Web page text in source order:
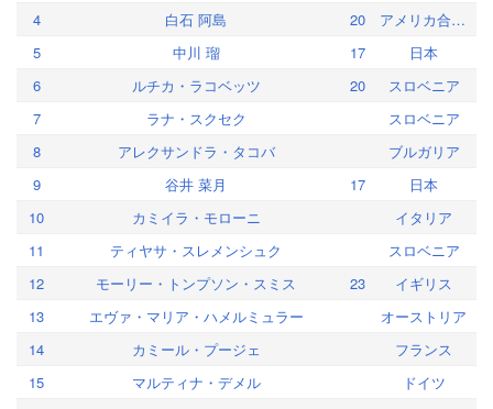
4 白石 阿島 20
アメリカ合衆国
5
中川 瑠 17
日本
6
ルチカ・ラコベッツ 20
スロベニア
7
ラナ・スクセク
スロベニア
8
アレクサンドラ・タコバ
ブルガリア
9
谷井 菜月 17
日本
10
カミイラ・モローニ
イタリア
11
ティヤサ・スレメンシュク
スロベニア
12
モーリー・トンプソン・スミス 23
イギリス
13
エヴァ・マリア・ハメルミュラー
オーストリア
14
カミール・プージェ
フランス
15
マルティナ・デメル
ドイツ